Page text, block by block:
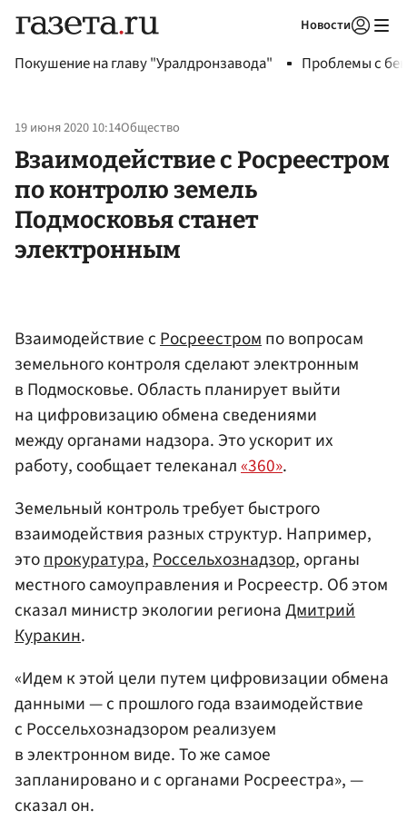
Новости
Покушение на главу "Уралдронзавода" Проблемы с
19 июня 2020 10:14Общество
Взаимодействие с Росреестром
по контролю земель
Подмосковья станет
электронным
Взаимодействие сРосреестромпо вопросам
земельного контроля сделают электронным
в Подмосковье. Область планирует выйти
на цифровизацию обмена сведениями
между органами надзора. Это ускорит их
работу, сообщает телеканал«360».
Земельный контроль требует быстрого
взаимодействия разных структур. Например,
этопрокуратура,Россельхознадзор, органы
местного самоуправления и Росреестр. Об этом
сказал министр экологии регионаДмитрий
Куракин.
«Идем к этой цели путем цифровизации обмена
данными — с прошлого года взаимодействие
с Россельхознадзором реализуем
в электронном виде. То же самое
запланировано и с органами Росреестра», —
сказал он.